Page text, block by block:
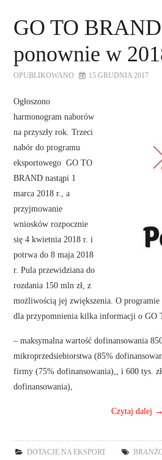
GO TO BRAND
ponownie w
OPUBLIKOWANO 15 GRUDNIA 2017
Ogłoszono
harmonogram naborów
na przyszły rok. Trzeci
nabór do programu
eksportowego GO TO
BRAND nastąpi 1
marca 2018 r., a
przyjmowanie
wniosków rozpocznie
się 4 kwietnia 2018 r. i
potrwa do 8 maja 2018
r. Pula przewidziana do
rozdania 150 mln zł, z
możliwością jej zwiększenia. O
dla przypomnienia kilka informacji o GO
– maksymalna wartość dofinansowania
mikroprzedsiebiorstwa (85%
firmy (75% dofinansowania),, i 600 tys.
dofinansowania),
Czytaj dalej →
DOTACJE NA EKSPORT